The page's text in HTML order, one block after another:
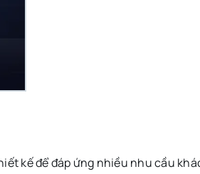
kế để đáp ứng nhiều nhu cầu